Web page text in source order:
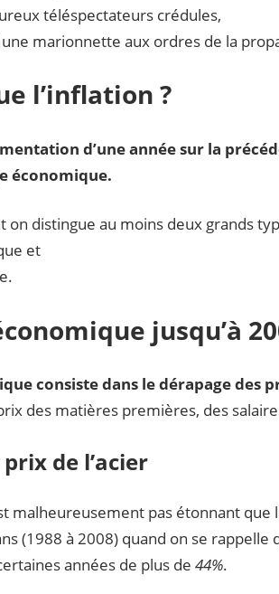
téléspectateurs crédules,
marionnette aux ordres de la
l’inflation ?
d’une année sur la
économique.
on distingue au moins deux grands
et
jusqu’à
consiste dans le dérapage des
des matières premières, des
de l’acier
malheureusement pas étonnant
(1988 à 2008) quand on se rappelle
années de plus de 44%.